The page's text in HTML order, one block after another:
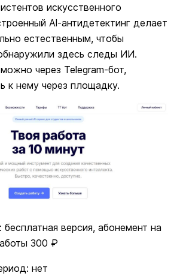
искусственного
Al-антидетектинг делает
естественным, чтобы
здесь следы ИИ.
через Telegram-бот,
к нему через площадку.
версия, абонемент на
300 ₽
нет